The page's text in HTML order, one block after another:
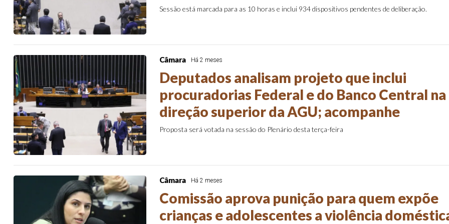
Sessão está marcada para as 10 horas e inclui 934 dispositivos pendentes de deliberação.
Câmara Há 2 meses
Deputados analisam projeto que inclui
procuradorias Federal e do Banco Central na
direção superior da AGU; acompanhe
Proposta será votada na sessão do Plenário desta terça-feira
Câmara Há 2 meses
Comissão aprova punição para quem expõe
crianças e adolescentes a violência